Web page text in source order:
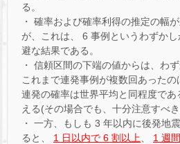
る。
・ 確率および確率利得の推定の幅
が、これは、 6 事例というわずか
避な結果である。
・ 信頼区間の下端の値からは、わ
これまで連発事例が複数回あった
連発の確率は世界平均と同程度で
える(その場合でも、十分注意すべき
・ 一方、もしも 3 年以内に後発地
ると、 1 日以内で 6 割以上 1 週